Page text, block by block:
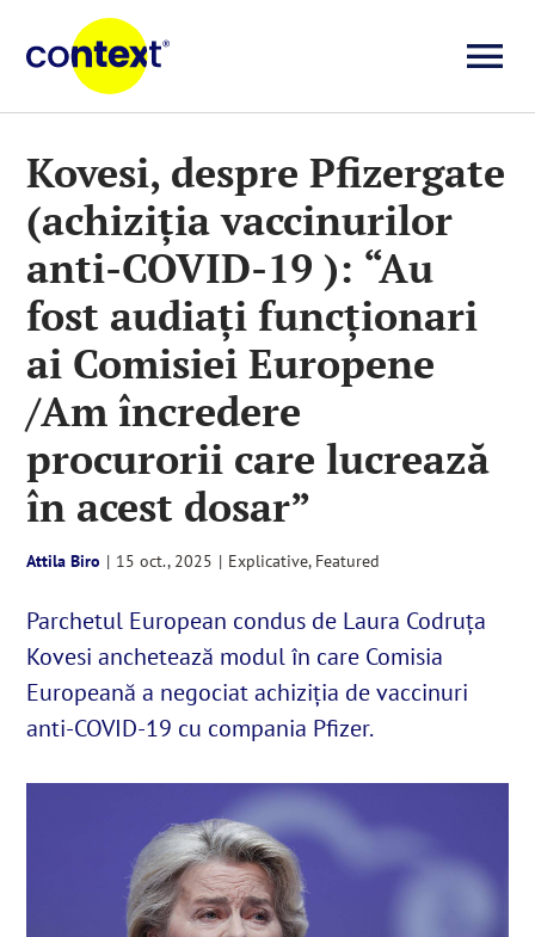
content
Știri
Explicative
Seriale
Video
Despre noi
English
SUSȚINE
Cautare...
Kovesi, despre Pfizergate
(achiziția vaccinurilor
anti-COVID-19 ): “Au
fost audiați funcționari
ai Comisiei Europene
/Am încredere
procurorii care lucrează
în acest dosar”
Attila Biro | 15 oct., 2025 | Explicative, Featured
Parchetul European condus de Laura Codruța
Kovesi anchetează modul în care Comisia
Europeană a negociat achiziția de vaccinuri
anti-COVID-19 cu compania Pfizer.